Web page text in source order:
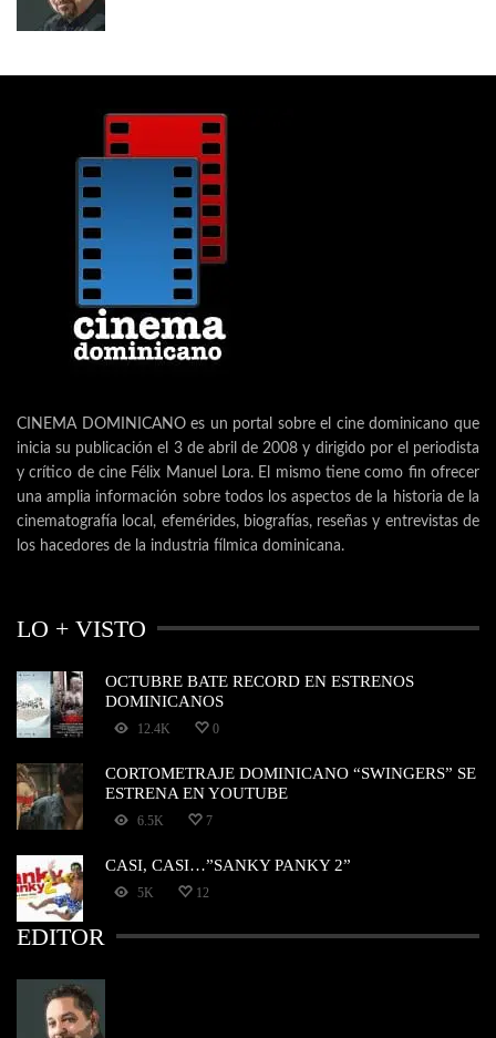
CINEMA DOMINICANO es un portal sobre el cine dominicano que
inicia su publicación el 3 de abril de 2008 y dirigido por el periodista
y crítico de cine Félix Manuel Lora. El mismo tiene como fin ofrecer
una amplia información sobre todos los aspectos de la historia de la
cinematografía local, efemérides, biografías, reseñas y entrevistas de
los hacedores de la industria fílmica dominicana.
LO + VISTO
OCTUBRE BATE RECORD EN ESTRENOS
DOMINICANOS
12.4K 0
CORTOMETRAJE DOMINICANO “SWINGERS” SE
ESTRENA EN YOUTUBE
6.5K 7
CASI, CASI…”SANKY PANKY 2”
5K 12
EDITOR